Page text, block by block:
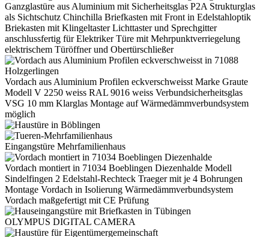
Ganzglastüre aus Aluminium mit Sicherheitsglas P2A Strukturglas
als Sichtschutz Chinchilla Briefkasten mit Front in Edelstahloptik
Briekasten mit Klingeltaster Lichttaster und Sprechgitter
anschlussfertig für Elektriker Türe mit Mehrpunktverriegelung
elektrischem Türöffner und Obertürschließer
Vordach aus Aluminium Profilen eckverschweisst Marke Graute
Modell V 2250 weiss RAL 9016 weiss Verbundsicherheitsglas
VSG 10 mm Klarglas Montage auf Wärmedämmverbundsystem
möglich
Eingangstüre Mehrfamilienhaus
Vordach montiert in 71034 Boeblingen Diezenhalde Modell
Sindelfingen 2 Edelstahl-Rechteck Traeger mit je 4 Bohrungen
Montage Vordach in Isolierung Wärmedämmverbundsystem
Vordach maßgefertigt mit CE Prüfung
OLYMPUS DIGITAL CAMERA